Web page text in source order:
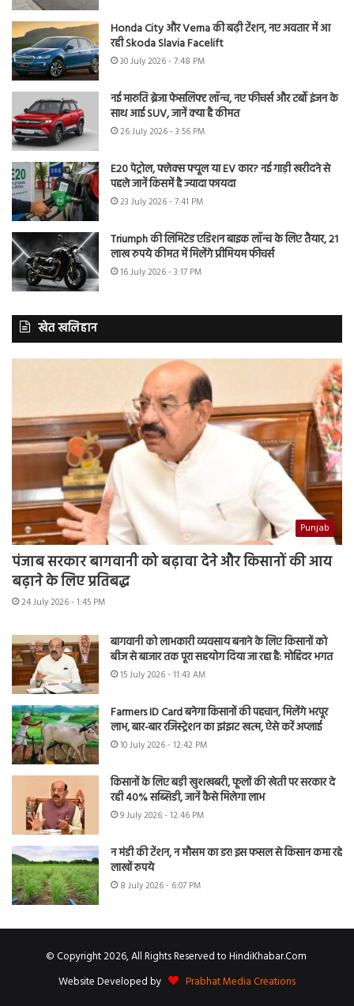
Honda City और Verna की बढ़ी टेंशन, नए अवतार में आ
रही Skoda Slavia Facelift
30 July 2026 - 7:48 PM
नई मारुति ब्रेजा फेसलिफ्ट लॉन्च, नए फीचर्स और टर्बो इंजन के
साथ आई SUV, जानें क्या है कीमत
26 July 2026 - 3:56 PM
E20 पेट्रोल, फ्लेक्स फ्यूल या EV कार? नई गाड़ी खरीदने से
पहले जानें किसमें है ज्यादा फायदा
23 July 2026 - 7:41 PM
Triumph की लिमिटेड एडिशन बाइक लॉन्च के लिए तैयार, 21
लाख रुपये कीमत में मिलेंगे प्रीमियम फीचर्स
16 July 2026 - 3:17 PM
खेत खलिहान
Punjab
पंजाब सरकार बागवानी को बढ़ावा देने और किसानों की आय
बढ़ाने के लिए प्रतिबद्ध
24 July 2026 - 1:45 PM
बागवानी को लाभकारी व्यवसाय बनाने के लिए किसानों को
बीज से बाजार तक पूरा सहयोग दिया जा रहा है: मोहिंदर भगत
15 July 2026 - 11:43 AM
Farmers ID Card बनेगा किसानों की पहचान, मिलेंगे भरपूर
लाभ, बार-बार रजिस्ट्रेशन का झंझट खत्म, ऐसे करें अप्लाई
10 July 2026 - 12:42 PM
किसानों के लिए बड़ी खुशखबरी, फूलों की खेती पर सरकार दे
रही 40% सब्सिडी, जानें कैसे मिलेगा लाभ
9 July 2026 - 12:46 PM
न मंडी की टेंशन, न मौसम का डर! इस फसल से किसान कमा रहे
लाखों रुपये
8 July 2026 - 6:07 PM
© Copyright 2026, All Rights Reserved to HindiKhabar.Com
Website Developed by
Prabhat Media Creations